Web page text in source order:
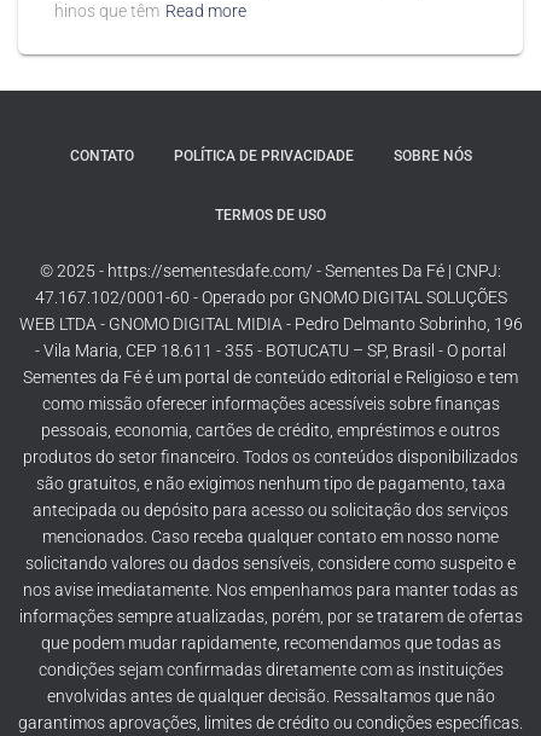
hinos que têm Read more
CONTATO POLÍTICA DE PRIVACIDADE SOBRE NÓS
TERMOS DE USO
© 2025 - https://sementesdafe.com/ - Sementes Da Fé | CNPJ:
47.167.102/0001-60 - Operado por GNOMO DIGITAL SOLUÇÕES
WEB LTDA - GNOMO DIGITAL MIDIA - Pedro Delmanto Sobrinho, 196
- Vila Maria, CEP 18.611 - 355 - BOTUCATU – SP, Brasil - O portal
Sementes da Fé é um portal de conteúdo editorial e Religioso e tem
como missão oferecer informações acessíveis sobre finanças
pessoais, economia, cartões de crédito, empréstimos e outros
produtos do setor financeiro. Todos os conteúdos disponibilizados
são gratuitos, e não exigimos nenhum tipo de pagamento, taxa
antecipada ou depósito para acesso ou solicitação dos serviços
mencionados. Caso receba qualquer contato em nosso nome
solicitando valores ou dados sensíveis, considere como suspeito e
nos avise imediatamente. Nos empenhamos para manter todas as
informações sempre atualizadas, porém, por se tratarem de ofertas
que podem mudar rapidamente, recomendamos que todas as
condições sejam confirmadas diretamente com as instituições
envolvidas antes de qualquer decisão. Ressaltamos que não
garantimos aprovações, limites de crédito ou condições específicas.